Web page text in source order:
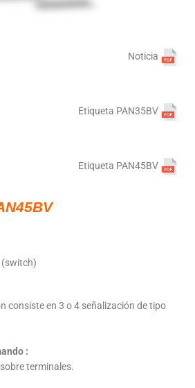
Noticia
Etiqueta PAN35BV
Etiqueta PAN45BV
(switch)
consiste en 3 o 4 señalización de tipo
:
terminales.